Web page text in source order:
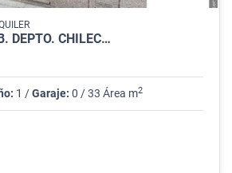
DEPTO. CHILEC…
1 /Garaje: 0 / 33 Área m2